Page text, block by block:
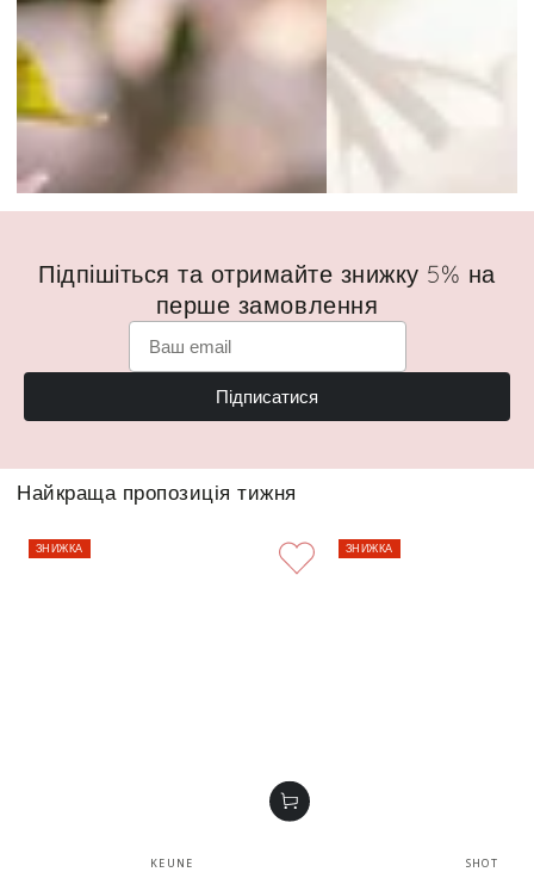
Підпішіться та отримайте знижку 5% на
перше замовлення
Підписатися
Найкраща пропозиція тижня
Бренд:
KEUNE
ЗНИЖКА
SHOT
ЗНИЖКА